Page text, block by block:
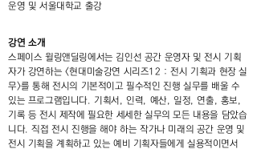
운영 및 서울대학교 출강
강연 소개
스페이스 윌링앤딜링에서는 김인선 공간 운영자 및 전시 기획
자가 강연하는 <현대미술강연 시리즈12 : 전시 기획과 현장 실
무>를 통해 전시의 기본적이고 필수적인 진행 실무를 배울 수
있는 프로그램입니다. 기획서, 인력, 예산, 일정, 연출, 홍보,
기록 등 전시 제작에 필요한 세세한 실무의 모든 내용을 담았습
니다. 직접 전시 진행을 해야 하는 작가나 미래의 공간 운영 및
전시 기획을 계획하고 있는 예비 기획자들에게 실용적이면서